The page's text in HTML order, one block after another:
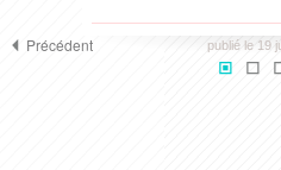
publié le 19
Précédent